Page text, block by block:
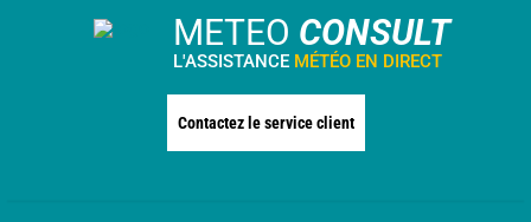
METEO CONSULT
L'ASSISTANCE MÉTÉO EN DIRECT
Contactez le service client